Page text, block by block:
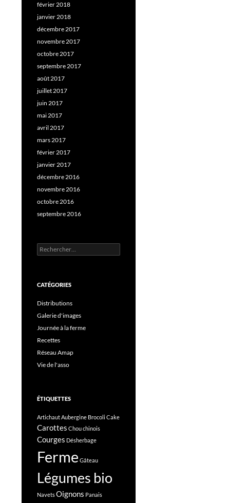
février 2018
janvier 2018
décembre 2017
novembre 2017
octobre 2017
septembre 2017
août 2017
juillet 2017
juin 2017
mai 2017
avril 2017
mars 2017
février 2017
janvier 2017
décembre 2016
novembre 2016
octobre 2016
septembre 2016
Rechercher :
CATÉGORIES
Distributions
Galerie d'images
Journée à la ferme
Recettes
Réseau Amap
Vie de l'asso
ÉTIQUETTES
ArtichautAubergine Brocoli Cake
Carottes Chou chinois
Courges Désherbage
Ferme Gâteau
Légumes bio
NavetsOignons Panais